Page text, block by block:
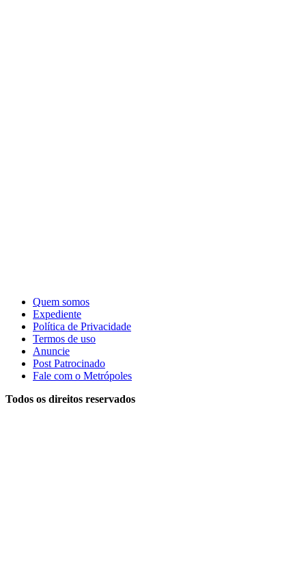
Quem somos
Expediente
Política de Privacidade
Termos de uso
Anuncie
Post Patrocinado
Fale com o Metrópoles
Todos os direitos reservados